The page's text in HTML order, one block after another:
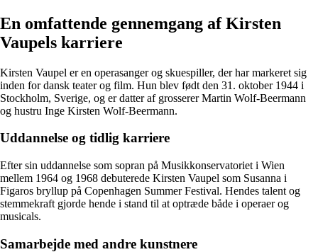
En omfattende gennemgang af Kirsten
Vaupels karriere
Kirsten Vaupel er en operasanger og skuespiller, der har markeret sig
inden for dansk teater og film. Hun blev født den 31. oktober 1944 i
Stockholm, Sverige, og er datter af grosserer Martin Wolf-Beermann
og hustru Inge Kirsten Wolf-Beermann.
Uddannelse og tidlig karriere
Efter sin uddannelse som sopran på Musikkonservatoriet i Wien
mellem 1964 og 1968 debuterede Kirsten Vaupel som Susanna i
Figaros bryllup på Copenhagen Summer Festival. Hendes talent og
stemmekraft gjorde hende i stand til at optræde både i operaer og
musicals.
Samarbejde med andre kunstnere